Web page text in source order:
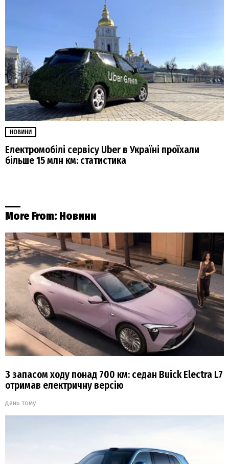
НОВИНИ
Електромобілі сервісу Uber в Україні проїхали
більше 15 млн км: статистика
More From: Новини
З запасом ходу понад 700 км: седан Buick Electra L7
отримав електричну версію
день тому